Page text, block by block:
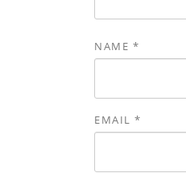
NAME *
EMAIL *